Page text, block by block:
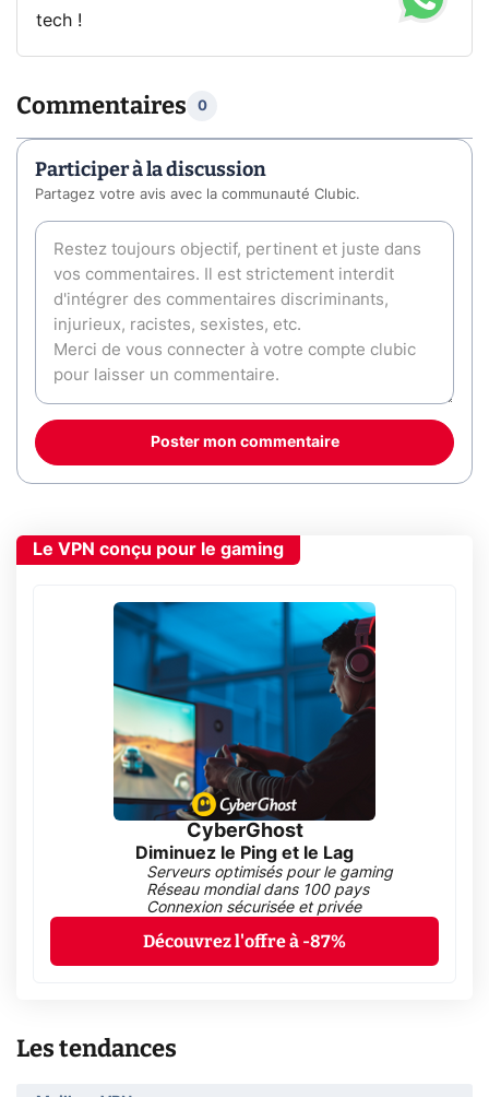
tech !
Commentaires 0
Participer à la discussion
Partagez votre avis avec la communauté Clubic.
Poster mon commentaire
Le VPN conçu pour le gaming
CyberGhost
Diminuez le Ping et le Lag
Serveurs optimisés pour le gaming
Réseau mondial dans 100 pays
Connexion sécurisée et privée
Découvrez l'offre à -87%
Les tendances